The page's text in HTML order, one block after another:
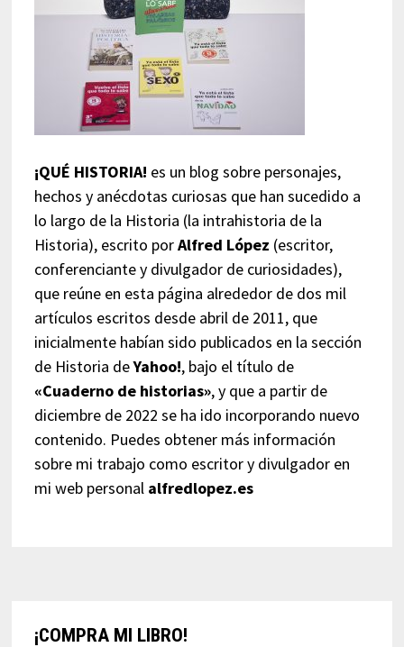
¡QUÉ HISTORIA! es un blog sobre personajes,
hechos y anécdotas curiosas que han sucedido a
lo largo de la Historia (la intrahistoria de la
Historia), escrito porAlfred López (escritor,
conferenciante y divulgador de curiosidades),
que reúne en esta página alrededor de dos mil
artículos escritos desde abril de 2011, que
inicialmente habían sido publicados en la sección
de Historia deYahoo!, bajo el título de
«Cuaderno de historias», y que a partir de
diciembre de 2022 se ha ido incorporando nuevo
contenido. Puedes obtener más información
sobre mi trabajo como escritor y divulgador en
mi web personal alfredlopez.es
¡COMPRA MI LIBRO!